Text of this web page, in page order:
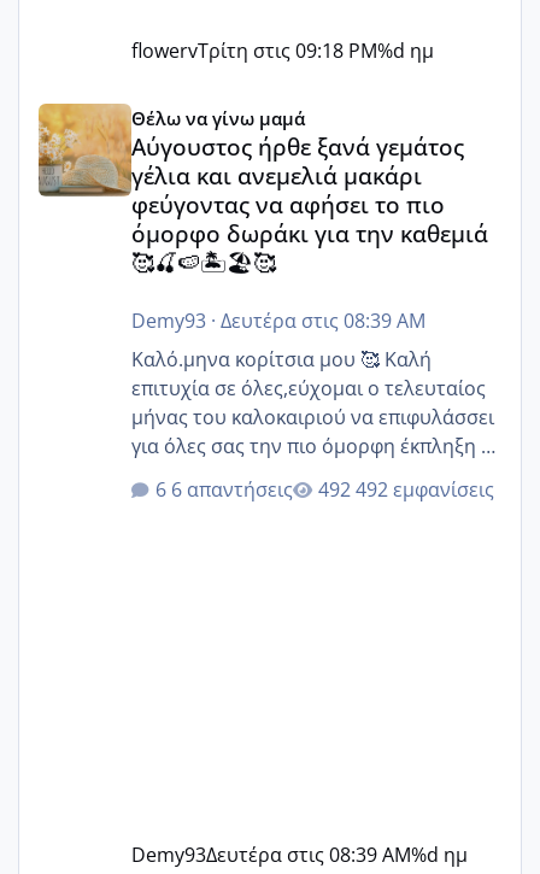
flowervΤρίτη στις 09:18 PM%d ημ
Αύγουστος ήρθε ξανά γεμάτος γέλια και ανεμελιά
Θέλω να γίνω μαμά
Αύγουστος ήρθε ξανά γεμάτος
γέλια και ανεμελιά μακάρι
φεύγοντας να αφήσει το πιο
όμορφο δωράκι για την καθεμιά
🥰🍒🍉🏝️🏖️🥰
Demy93· Δευτέρα στις 08:39 AM
Καλό.μηνα κορίτσια μου 🥰 Καλή
επιτυχία σε όλες,εύχομαι ο τελευταίος
μήνας του καλοκαιριού να επιφυλάσσει
για όλες σας την πιο όμορφη έκπληξη 🧿
@Elk @Melikara86 @Παρασκευαιδου
@Zenia z @melitiniღ @Christi.D.
6 απαντήσεις 492 εμφανίσεις
Demy93Δευτέρα στις 08:39 AM%d ημ